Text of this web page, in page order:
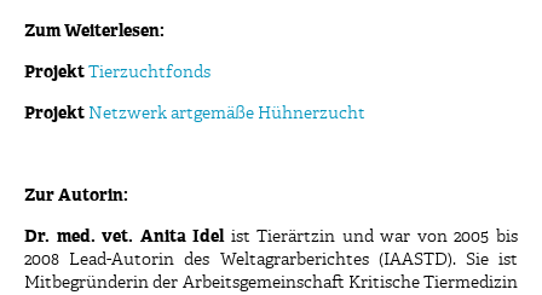
Zum Weiterlesen:
Projekt Tierzuchtfonds
Projekt Netzwerk artgemäße Hühnerzucht
Zur Autorin:
Dr. med. vet. Anita Idel ist Tierärtzin und war von 2005 bis
2008 Lead-Autorin des Weltagrarberichtes (IAASTD). Sie ist
Mitbegründerin der Arbeitsgemeinschaft Kritische Tiermedizin